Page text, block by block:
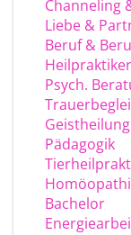
Channeling
Liebe &
Beruf &
Heilpraktiker
Psych.
Geistheilung
Pädagogik
Bachelor